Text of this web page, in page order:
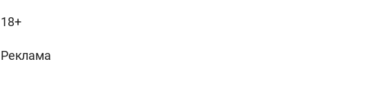
18+
Реклама